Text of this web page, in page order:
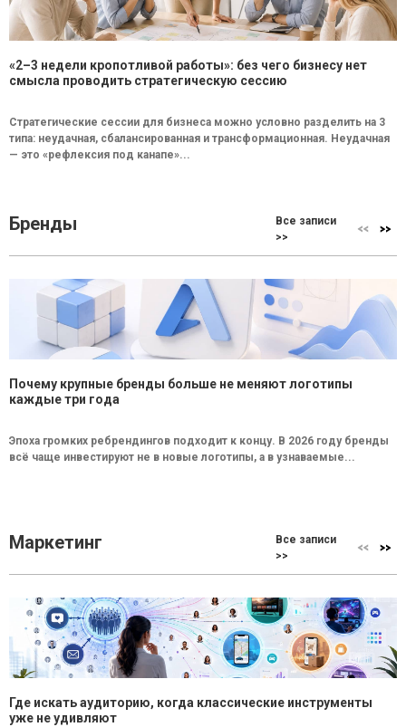
«2–3 недели кропотливой работы»: без чего бизнесу нет
смысла проводить стратегическую сессию
Стратегические сессии для бизнеса можно условно разделить на 3
типа: неудачная, сбалансированная и трансформационная. Неудачная
— это «рефлексия под канапе»...
Бренды
Все записи
>>
Почему крупные бренды больше не меняют логотипы
каждые три года
Эпоха громких ребрендингов подходит к концу. В 2026 году бренды
всё чаще инвестируют не в новые логотипы, а в узнаваемые...
Маркетинг
Все записи
>>
Где искать аудиторию, когда классические инструменты
уже не удивляют